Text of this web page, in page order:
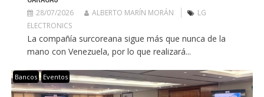
28/07/2026 ALBERTO MARÍN MORÁN
LG
ELECTRONICS
La compañía surcoreana sigue más que nunca de la
mano con Venezuela, por lo que realizará...
Bancos Eventos